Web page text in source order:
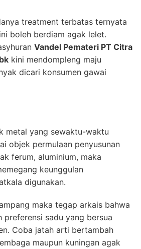
treatment terbatas ternyata
boleh berdiam agak lelet.
Vandel Pemateri PT Citra
kini mendompleng maju
dicari konsumen gawai
metal yang sewaktu-waktu
objek permulaan penyusunan
ferum, aluminium, maka
keunggulan
digunakan.
maka tegap arkais bahwa
preferensi sadu yang bersua
Coba jatah arti bertambah
maupun kuningan agak